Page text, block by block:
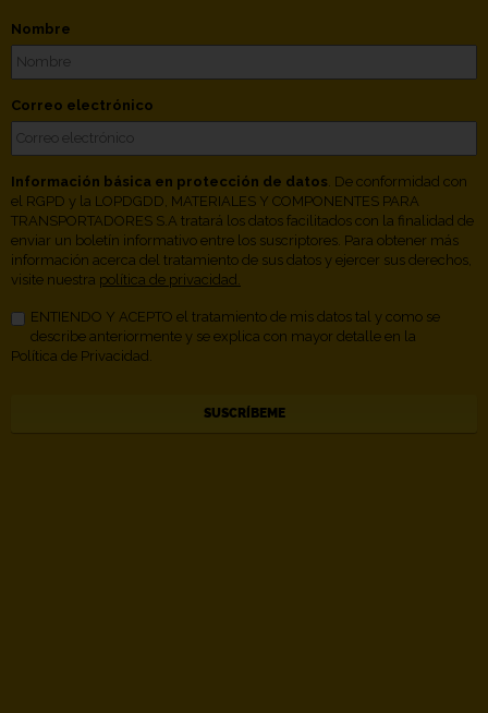
Nombre
Correo electrónico
Información básica en protección de datos . De conformidad con
el RGPD y la LOPDGDD, MATERIALES Y COMPONENTES PARA
TRANSPORTADORES S.A tratará los datos facilitados con la finalidad de
enviar un boletín informativo entre los suscriptores. Para obtener más
información acerca del tratamiento de sus datos y ejercer sus derechos,
visite nuestra política de privacidad.
ENTIENDO Y ACEPTO el tratamiento de mis datos tal y como se
describe anteriormente y se explica con mayor detalle en la
Política de Privacidad.